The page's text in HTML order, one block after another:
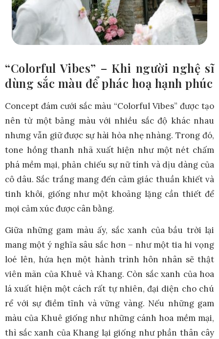
“Colorful Vibes” – Khi người nghệ sĩ
dùng sắc màu để phác hoạ hạnh phúc
Concept đám cưới sắc màu “Colorful Vibes” được tạo
nên từ một bảng màu với nhiều sắc độ khác nhau
nhưng vẫn giữ được sự hài hòa nhẹ nhàng. Trong đó,
tone hồng thanh nhã xuất hiện như một nét chấm
phá mềm mại, phản chiếu sự nữ tính và dịu dàng của
cô dâu. Sắc trắng mang đến cảm giác thuần khiết và
tinh khôi, giống như một khoảng lặng cần thiết để
mọi cảm xúc được cân bằng.
Giữa những gam màu ấy, sắc xanh của bầu trời lại
mang một ý nghĩa sâu sắc hơn – như một tia hi vọng
loé lên, hứa hẹn một hành trình hôn nhân sẽ thật
viên mãn của Khuê và Khang. Còn sắc xanh của hoa
lá xuất hiện một cách rất tự nhiên, đại diện cho chú
rể với sự điềm tĩnh và vững vàng. Nếu những gam
màu của Khuê giống như những cánh hoa mềm mại,
thì sắc xanh của Khang lại giống như phần thân cây